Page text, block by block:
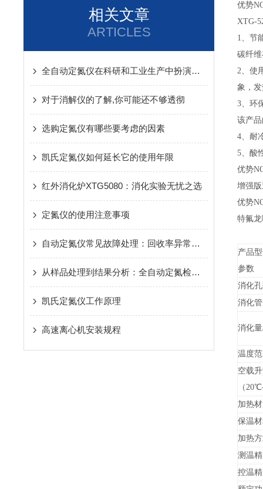
相关文章
ARTICLES
全自动定氮仪在科研和工业生产中扮演着越来越重要的角色
对于消解仪的了解,你可能还不够透彻
选购定氮仪有哪些要考虑的因素
凯氏定氮仪如何延长它的使用年限
红外消化炉XTG5080：消化实验无忧之选
定氮仪的使用注意事项
自动定氮仪常见故障处理：回收率异常、气路堵塞等问题的诊断与解决方案
从样品处理到结果分析：全自动定氮检测仪如何优化氮含量检测流程与提升效率
凯氏定氮仪工作原理
高速离心机安装规程
优势
XTG-
1、节
碳纤
2、使
象，
3、环
该产
4、耐
5、酸
优势
增强
优势
特氟
产品
参数
消化
消化
消化
温度
空载
（
加热
保温
加热
测温
控温